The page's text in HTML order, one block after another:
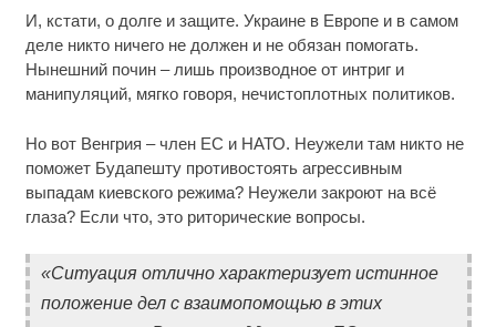
И, кстати, о долге и защите. Украине в Европе и в самом
деле никто ничего не должен и не обязан помогать.
Нынешний почин – лишь производное от интриг и
манипуляций, мягко говоря, нечистоплотных политиков.
Но вот Венгрия – член ЕС и НАТО. Неужели там никто не
поможет Будапешту противостоять агрессивным
выпадам киевского режима? Неужели закроют на всё
глаза? Если что, это риторические вопросы.
«Ситуация отлично характеризует истинное
положение дел с взаимопомощью в этих